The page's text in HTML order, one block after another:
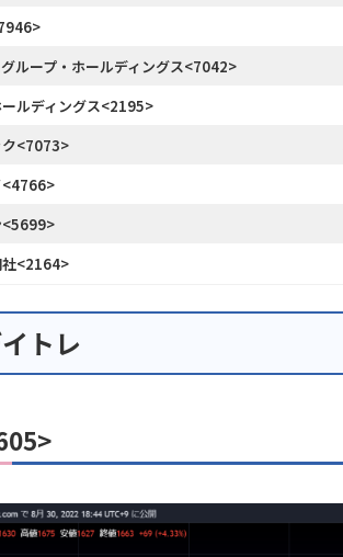
ループ・ホールディングス<7042>
ルディングス<2195>
ク<7073>
<4766>
<5699>
<2164>
トレ